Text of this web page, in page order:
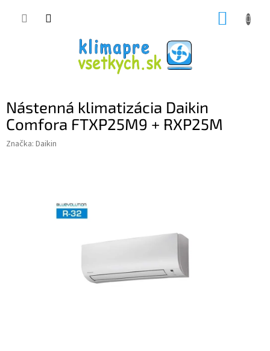
Nástenná klimatizácia Daikin
Comfora FTXP25M9 + RXP25M
Značka: Daikin